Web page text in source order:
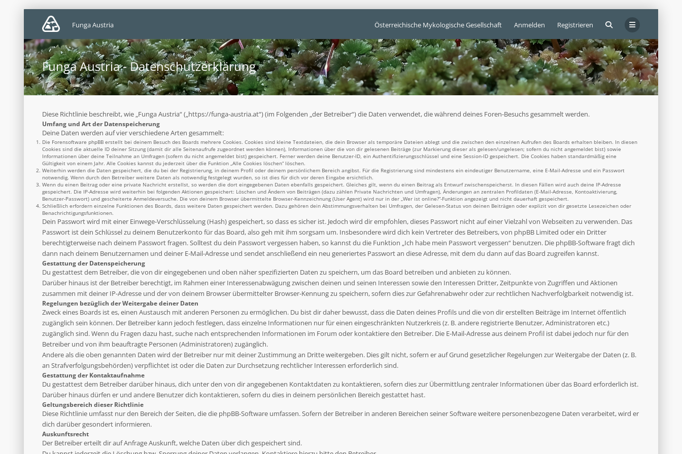
Österreichische Mykologische Gesellschaft Anmelden Registrieren
Funga Austria
Funga Austria - Datenschutzerklärung
Diese Richtlinie beschreibt, wie „Funga Austria“ („https://funga-austria.at“) (im Folgenden „der Betreiber“) die Daten verwendet, die während deines Foren-Besuchs gesammelt werden.
Umfang und Art der Datenspeicherung
Deine Daten werden auf vier verschiedene Arten gesammelt:
Die Forensoftware phpBB erstellt bei deinem Besuch des Boards mehrere Cookies. Cookies sind kleine Textdateien, die dein Browser als temporäre Dateien ablegt und die zwischen den einzelnen Aufrufen des Boards erhalten bleiben. In diesen
Cookies sind die aktuelle ID deiner Sitzung (damit dir alle Seitenaufrufe zugeordnet werden können), Informationen über die von dir gelesenen Beiträge (zur Markierung dieser als gelesen/ungelesen; sofern du nicht angemeldet bist) sowie
Informationen über deine Teilnahme an Umfragen (sofern du nicht angemeldet bist) gespeichert. Ferner werden deine Benutzer-ID, ein Authentifizierungsschlüssel und eine Session-ID gespeichert. Die Cookies haben standardmäßig eine
Gültigkeit von einem Jahr. Alle Cookies kannst du jederzeit über die Funktion „Alle Cookies löschen“ löschen.
Weiterhin werden die Daten gespeichert, die du bei der Registrierung, in deinem Profil oder deinem persönlichem Bereich angibst. Für die Registrierung sind mindestens ein eindeutiger Benutzername, eine E-Mail-Adresse und ein Passwort
notwendig. Wenn durch den Betreiber weitere Daten als notwendig festgelegt wurden, so ist dies für dich vor deren Eingabe ersichtlich.
Wenn du einen Beitrag oder eine private Nachricht erstellst, so werden die dort eingegebenen Daten ebenfalls gespeichert. Gleiches gilt, wenn du einen Beitrag als Entwurf zwischenspeicherst. In diesen Fällen wird auch deine IP-Adresse
gespeichert. Die IP-Adresse wird weiterhin bei folgenden Aktionen gespeichert: Löschen und Ändern von Beiträgen (dazu zählen Private Nachrichten und Umfragen), Änderungen an zentralen Profildaten (E-Mail-Adresse, Kontoaktivierung,
Benutzer-Passwort) und gescheiterte Anmeldeversuche. Die von deinem Browser übermittelte Browser-Kennzeichnung (User Agent) wird nur in der „Wer ist online?“-Funktion angezeigt und nicht dauerhaft gespeichert.
Schließlich erfordern einzelne Funktionen des Boards, dass weitere Daten gespeichert werden. Dazu gehören dein Abstimmungsverhalten bei Umfragen, der Gelesen-Status von deinen Beiträgen oder explizit von dir gesetzte Lesezeichen oder
Benachrichtigungsfunktionen.
Dein Passwort wird mit einer Einwege-Verschlüsselung (Hash) gespeichert, so dass es sicher ist. Jedoch wird dir empfohlen, dieses Passwort nicht auf einer Vielzahl von Webseiten zu verwenden. Das
Passwort ist dein Schlüssel zu deinem Benutzerkonto für das Board, also geh mit ihm sorgsam um. Insbesondere wird dich kein Vertreter des Betreibers, von phpBB Limited oder ein Dritter
berechtigterweise nach deinem Passwort fragen. Solltest du dein Passwort vergessen haben, so kannst du die Funktion „Ich habe mein Passwort vergessen“ benutzen. Die phpBB-Software fragt dich
dann nach deinem Benutzernamen und deiner E-Mail-Adresse und sendet anschließend ein neu generiertes Passwort an diese Adresse, mit dem du dann auf das Board zugreifen kannst.
Gestattung der Datenspeicherung
Du gestattest dem Betreiber, die von dir eingegebenen und oben näher spezifizierten Daten zu speichern, um das Board betreiben und anbieten zu können.
Darüber hinaus ist der Betreiber berechtigt, im Rahmen einer Interessenabwägung zwischen deinen und seinen Interessen sowie den Interessen Dritter, Zeitpunkte von Zugriffen und Aktionen
zusammen mit deiner IP-Adresse und der von deinem Browser übermittelter Browser-Kennung zu speichern, sofern dies zur Gefahrenabwehr oder zur rechtlichen Nachverfolgbarkeit notwendig ist.
Regelungen bezüglich der Weitergabe deiner Daten
Zweck eines Boards ist es, einen Austausch mit anderen Personen zu ermöglichen. Du bist dir daher bewusst, dass die Daten deines Profils und die von dir erstellten Beiträge im Internet öffentlich
zugänglich sein können. Der Betreiber kann jedoch festlegen, dass einzelne Informationen nur für einen eingeschränkten Nutzerkreis (z. B. andere registrierte Benutzer, Administratoren etc.)
zugänglich sind. Wenn du Fragen dazu hast, suche nach entsprechenden Informationen im Forum oder kontaktiere den Betreiber. Die E-Mail-Adresse aus deinem Profil ist dabei jedoch nur für den
Betreiber und von ihm beauftragte Personen (Administratoren) zugänglich.
Andere als die oben genannten Daten wird der Betreiber nur mit deiner Zustimmung an Dritte weitergeben. Dies gilt nicht, sofern er auf Grund gesetzlicher Regelungen zur Weitergabe der Daten (z. B.
an Strafverfolgungsbehörden) verpflichtet ist oder die Daten zur Durchsetzung rechtlicher Interessen erforderlich sind.
Gestattung der Kontaktaufnahme
Du gestattest dem Betreiber darüber hinaus, dich unter den von dir angegebenen Kontaktdaten zu kontaktieren, sofern dies zur Übermittlung zentraler Informationen über das Board erforderlich ist.
Darüber hinaus dürfen er und andere Benutzer dich kontaktieren, sofern du dies in deinem persönlichen Bereich gestattet hast.
Geltungsbereich dieser Richtlinie
Diese Richtlinie umfasst nur den Bereich der Seiten, die die phpBB-Software umfassen. Sofern der Betreiber in anderen Bereichen seiner Software weitere personenbezogene Daten verarbeitet, wird er
dich darüber gesondert informieren.
Auskunftsrecht
Der Betreiber erteilt dir auf Anfrage Auskunft, welche Daten über dich gespeichert sind.